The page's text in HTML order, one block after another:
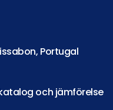
Portugal
och jämförelse